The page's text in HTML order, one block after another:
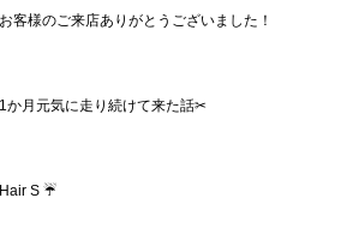
客様のご来店ありがとうございました！
か月元気に走り続けて来た話✂︎
S ☔️